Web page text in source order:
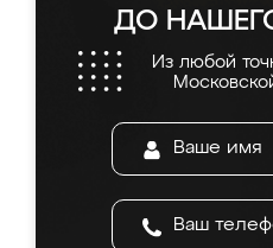
ДО
Из любой